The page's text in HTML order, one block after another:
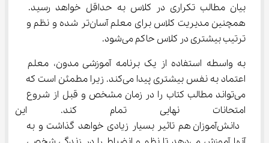
بیان مطالب تکراری در کلاس به حداقل خواهد رسید.
همچنین مدیریت کلاس برای معلم آسان‌تر شده و نظم و
ترتیب بیشتری در کلاس حاکم می‌شود.
به واسطه استفاده از یک برنامه آموزشی مدون، معلم
اعتماد به نفس بیشتری پیدا می‌کند. زیرا مطمئن است که
می‌تواند مطالب کتاب را در زمان مشخص و قبل از شروع
امتحانات نهایی تمام کند.
دانش‌آموزان هم تاثیر بسیار زیادی خواهد گذاشت و به